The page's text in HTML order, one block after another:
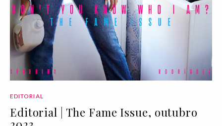
EDITORIAL
Editorial | The Fame Issue, outubro